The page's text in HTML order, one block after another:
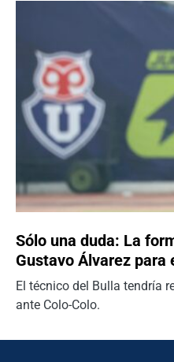
Sólo una duda: La
Gustavo Álvarez para
El técnico del Bulla tendría
ante Colo-Colo.